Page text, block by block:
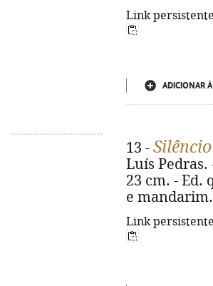
Link
ADICIONAR
13 -
Luís Pedras.
23 cm. - Ed.
e mandarim.
Link